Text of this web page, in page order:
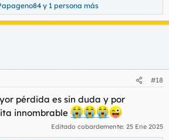
y 1 persona más
#18
pérdida es sin duda y por
innombrable
Editado cobardemente: 25 Ene 2025